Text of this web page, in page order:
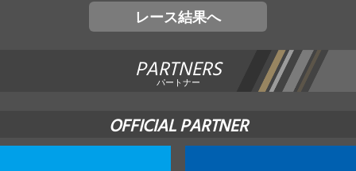
レース結果へ
PARTNERS
パートナー
OFFICIAL PARTNER